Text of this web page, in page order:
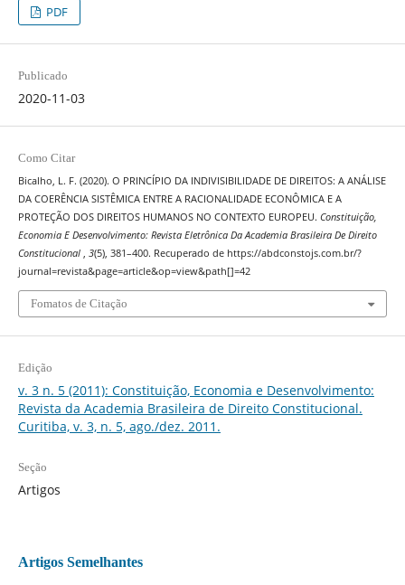
PDF
Publicado
2020-11-03
Como Citar
Bicalho, L. F. (2020). O PRINCÍPIO DA INDIVISIBILIDADE DE DIREITOS: A ANÁLISE
DA COERÊNCIA SISTÊMICA ENTRE A RACIONALIDADE ECONÔMICA E A
PROTEÇÃO DOS DIREITOS HUMANOS NO CONTEXTO EUROPEU. Constituição,
Economia E Desenvolvimento: Revista Eletrônica Da Academia Brasileira De Direito
Constitucional , 3(5), 381–400. Recuperado de https://abdconstojs.com.br/?
journal=revista&page=article&op=view&path[]=42
Fomatos de Citação
Edição
v. 3 n. 5 (2011): Constituição, Economia e Desenvolvimento:
Revista da Academia Brasileira de Direito Constitucional.
Curitiba, v. 3, n. 5, ago./dez. 2011.
Seção
Artigos
Artigos Semelhantes